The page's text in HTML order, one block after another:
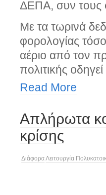
ΔΕΠΑ, συν τους
Με τα τωρινά
φορολογίας
αέριο από τον
πολιτικής
Read More
Απλήρωτα
κρίσης
ΔιάφοραΛειτουργία